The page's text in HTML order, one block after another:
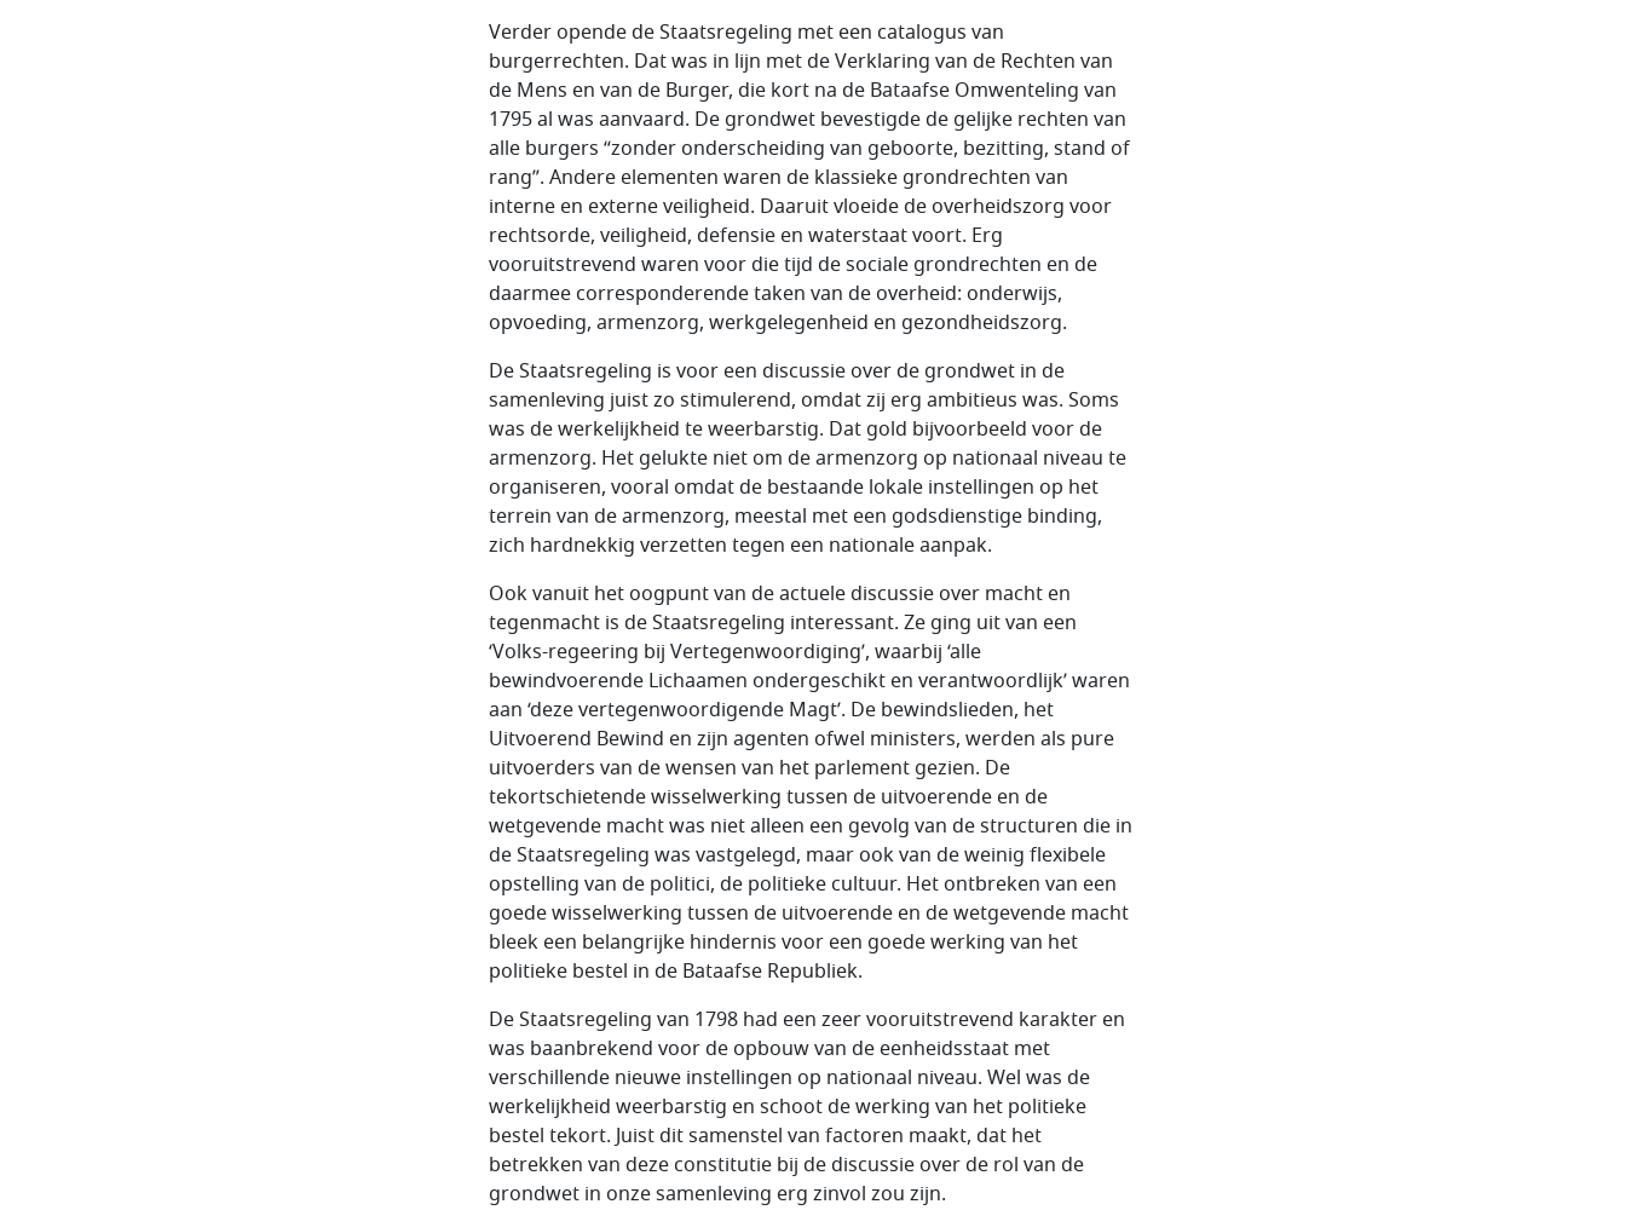
Verder opende de Staatsregeling met een catalogus van
burgerrechten. Dat was in lijn met de Verklaring van de Rechten van
de Mens en van de Burger, die kort na de Bataafse Omwenteling van
1795 al was aanvaard. De grondwet bevestigde de gelijke rechten van
alle burgers “zonder onderscheiding van geboorte, bezitting, stand of
rang”. Andere elementen waren de klassieke grondrechten van
interne en externe veiligheid. Daaruit vloeide de overheidszorg voor
rechtsorde, veiligheid, defensie en waterstaat voort. Erg
vooruitstrevend waren voor die tijd de sociale grondrechten en de
daarmee corresponderende taken van de overheid: onderwijs,
opvoeding, armenzorg, werkgelegenheid en gezondheidszorg.
De Staatsregeling is voor een discussie over de grondwet in de
samenleving juist zo stimulerend, omdat zij erg ambitieus was. Soms
was de werkelijkheid te weerbarstig. Dat gold bijvoorbeeld voor de
armenzorg. Het gelukte niet om de armenzorg op nationaal niveau te
organiseren, vooral omdat de bestaande lokale instellingen op het
terrein van de armenzorg, meestal met een godsdienstige binding,
zich hardnekkig verzetten tegen een nationale aanpak.
Ook vanuit het oogpunt van de actuele discussie over macht en
tegenmacht is de Staatsregeling interessant. Ze ging uit van een
‘Volks-regeering bij Vertegenwoordiging’, waarbij ‘alle
bewindvoerende Lichaamen ondergeschikt en verantwoordlijk’ waren
aan ‘deze vertegenwoordigende Magt’. De bewindslieden, het
Uitvoerend Bewind en zijn agenten ofwel ministers, werden als pure
uitvoerders van de wensen van het parlement gezien. De
tekortschietende wisselwerking tussen de uitvoerende en de
wetgevende macht was niet alleen een gevolg van de structuren die in
de Staatsregeling was vastgelegd, maar ook van de weinig flexibele
opstelling van de politici, de politieke cultuur. Het ontbreken van een
goede wisselwerking tussen de uitvoerende en de wetgevende macht
bleek een belangrijke hindernis voor een goede werking van het
politieke bestel in de Bataafse Republiek.
De Staatsregeling van 1798 had een zeer vooruitstrevend karakter en
was baanbrekend voor de opbouw van de eenheidsstaat met
verschillende nieuwe instellingen op nationaal niveau. Wel was de
werkelijkheid weerbarstig en schoot de werking van het politieke
bestel tekort. Juist dit samenstel van factoren maakt, dat het
betrekken van deze constitutie bij de discussie over de rol van de
grondwet in onze samenleving erg zinvol zou zijn.